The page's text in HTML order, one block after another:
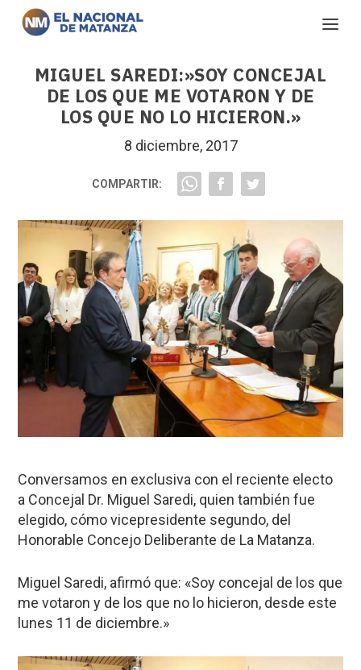
MIGUEL SAREDI:»SOY CONCEJAL
DE LOS QUE ME VOTARON Y DE
LOS QUE NO LO HICIERON.»
8 diciembre, 2017
COMPARTIR:
Conversamos en exclusiva con el reciente electo
a Concejal Dr. Miguel Saredi, quien también fue
elegido, cómo vicepresidente segundo, del
Honorable Concejo Deliberante de La Matanza.
Miguel Saredi, afirmó que: «Soy concejal de los que
me votaron y de los que no lo hicieron, desde este
lunes 11 de diciembre.»